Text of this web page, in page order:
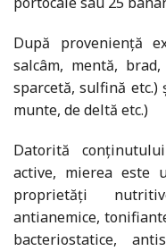
După provenienţă
salcâm, mentă,
sparcetă, sulfină
munte, de deltă etc.)
Datorită
active, mierea este
proprietăţi
antianemice,
bacteriostatice,